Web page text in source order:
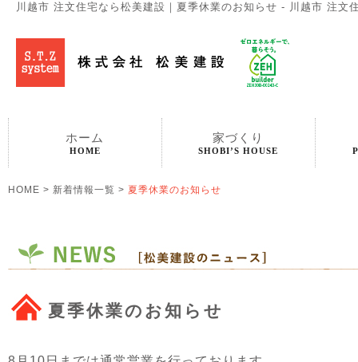
川越市 注文住宅なら松美建設｜夏季休業のお知らせ - 川越市 注文
ホーム
HOME
家づくり
SHOBI’S HOUSE
HOME > 新着情報一覧 > 夏季休業のお知らせ
夏季休業のお知らせ